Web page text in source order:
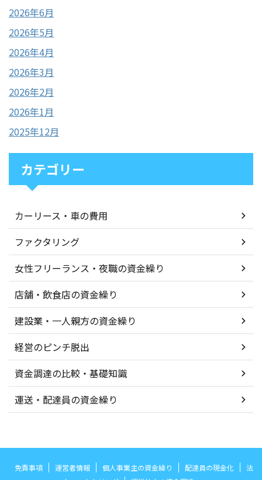
2026年6月
2026年5月
2026年4月
2026年3月
2026年2月
2026年1月
2025年12月
カテゴリー
カーリース・車の費用
ファクタリング
女性フリーランス・夜職の資金繰り
店舗・飲食店の資金繰り
建設業・一人親方の資金繰り
経営のピンチ脱出
資金調達の比較・基礎知識
運送・配達員の資金繰り
免責事項 運営者情報 個人事業主の資金繰り 配達員の現金化
法